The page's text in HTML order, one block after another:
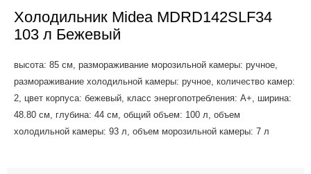
Холодильник Midea MDRD142SLF34
103 л Бежевый
высота: 85 см, размораживание морозильной камеры: ручное,
размораживание холодильной камеры: ручное, количество камер:
2, цвет корпуса: бежевый, класс энергопотребления: A+, ширина:
48.80 см, глубина: 44 см, общий объем: 100 л, объем
холодильной камеры: 93 л, объем морозильной камеры: 7 л